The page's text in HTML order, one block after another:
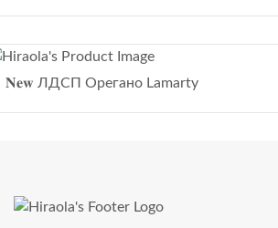
𝐍𝐞𝐰 ЛДСП Орегано Lamarty